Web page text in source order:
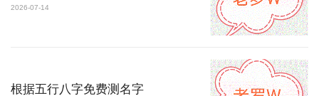
2026-07-14
根据五行八字免费测名字